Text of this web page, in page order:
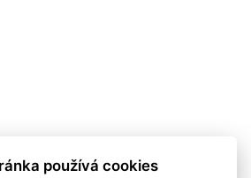
používá cookies